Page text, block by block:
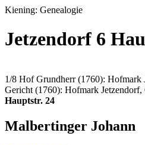
Kiening: Genealogie
Jetzendorf 6
1/8 Hof Grundherr (1760): Hofmark
Gericht (1760): Hofmark
Hauptstr. 24
Malbertinger Johann